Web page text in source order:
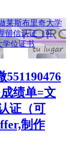
绩单=文
证（可
制作